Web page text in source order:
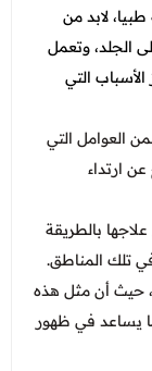
لابد من
الجلد، وتعمل
التي
العوامل التي
ارتداء
بالطريقة
تلك المناطق.
حيث أن مثل هذه
يساعد في ظهور